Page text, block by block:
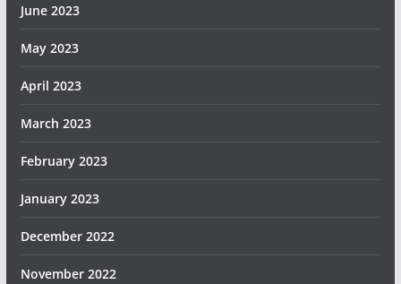
June 2023
May 2023
April 2023
March 2023
February 2023
January 2023
December 2022
November 2022